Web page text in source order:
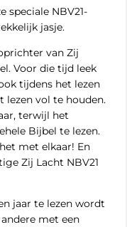
speciale NBV21-
jasje.
van Zij
Voor die tijd leek
tijdens het lezen
lezen vol te houden.
terwijl het
Bijbel te lezen.
met elkaar! En
Zij Lacht NBV21
jaar te lezen wordt
met een